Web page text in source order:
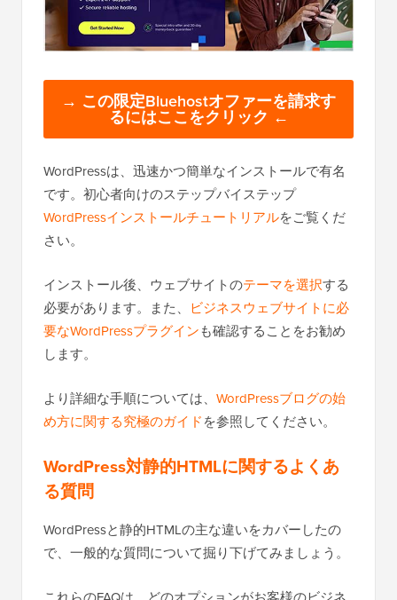
→ この限定Bluehostオファーを請求す
るにはここをクリック ←
WordPressは、迅速かつ簡単なインストールで有名
です。初心者向けのステップバイステップ
WordPressインストールチュートリアルをご覧くだ
さい。
インストール後、ウェブサイトのテーマを選択する
必要があります。また、 ビジネスウェブサイトに必
要なWordPressプラグインも確認することをお勧め
します。
より詳細な手順については、 WordPressブログの始
め方に関する究極のガイドを参照してください。
WordPress対静的HTMLに関するよくあ
る質問
WordPressと静的HTMLの主な違いをカバーしたの
で、一般的な質問について掘り下げてみましょう。